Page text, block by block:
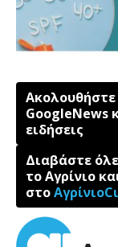
Ακολουθήστε
GoogleNews
ειδήσεις
Διαβάστε
το Αγρίνιο
στο